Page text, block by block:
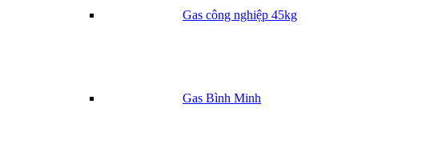
Gas công nghiệp 45kg
Gas Bình Minh